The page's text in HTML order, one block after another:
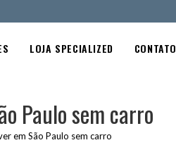
LOJA SPECIALIZED CONTATO
Paulo sem carro
em São Paulo sem carro